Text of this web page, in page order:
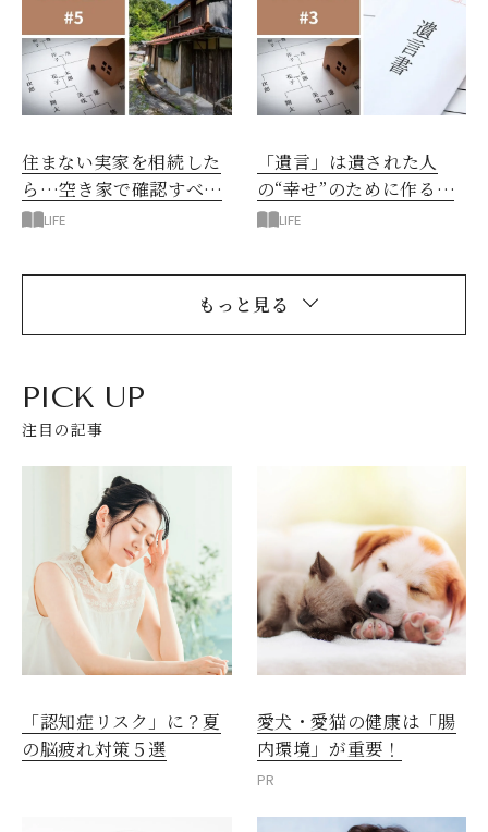
住まない実家を相続した
ら…空き家で確認すべき
6項目
LIFE
「遺言」は遺された人
の“幸せ”のために作るも
のLIFE
もっと見る
PICK UP
注目の記事
「認知症リスク」に？夏
の脳疲れ対策５選
愛犬・愛猫の健康は「腸
内環境」が重要！
PR